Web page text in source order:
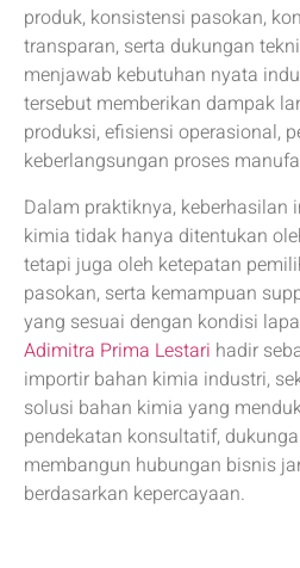
produk, konsistensi pasokan,
transparan, serta dukungan
menjawab kebutuhan nyata
tersebut memberikan dampak
produksi, efisiensi operasional,
keberlangsungan proses
Dalam praktiknya, keberhasilan
kimia tidak hanya ditentukan
tetapi juga oleh ketepatan
pasokan, serta kemampuan
yang sesuai dengan kondisi
Adimitra Prima Lestari hadir
importir bahan kimia industri,
solusi bahan kimia yang
pendekatan konsultatif,
membangun hubungan bisnis
berdasarkan kepercayaan.